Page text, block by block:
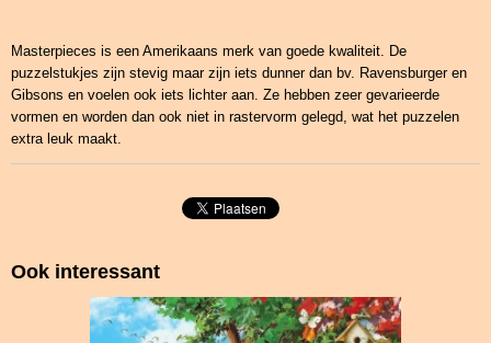
Masterpieces is een Amerikaans merk van goede kwaliteit. De
puzzelstukjes zijn stevig maar zijn iets dunner dan bv. Ravensburger en
Gibsons en voelen ook iets lichter aan. Ze hebben zeer gevarieerde
vormen en worden dan ook niet in rastervorm gelegd, wat het puzzelen
extra leuk maakt.
Ook interessant